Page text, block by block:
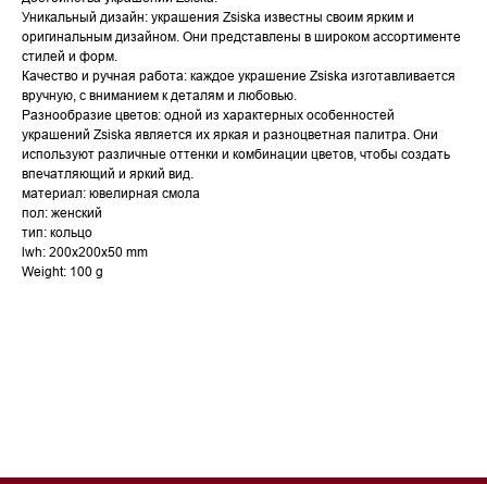
Уникальный дизайн: украшения Zsiska известны своим ярким и
оригинальным дизайном. Они представлены в широком ассортименте
стилей и форм.
Качество и ручная работа: каждое украшение Zsiska изготавливается
вручную, с вниманием к деталям и любовью.
Разнообразие цветов: одной из характерных особенностей
украшений Zsiska является их яркая и разноцветная палитра. Они
используют различные оттенки и комбинации цветов, чтобы создать
впечатляющий и яркий вид.
материал: ювелирная смола
пол: женский
тип: кольцо
lwh: 200x200x50 mm
Weight: 100 g